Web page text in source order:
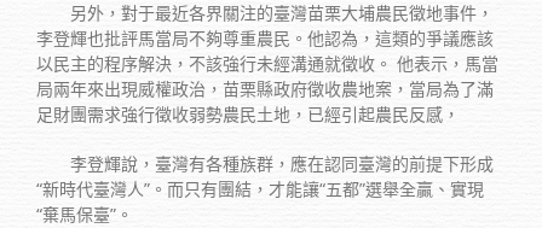
另外，對于最近各界關注的臺灣苗栗大埔農民徵地事件，
李登輝也批評馬當局不夠尊重農民。他認為，這類的爭議應該
以民主的程序解決，不該強行未經溝通就徵收。 他表示，馬當
局兩年來出現威權政治，苗栗縣政府徵收農地案，當局為了滿
足財團需求強行徵收弱勢農民土地，已經引起農民反感，
李登輝說，臺灣有各種族群，應在認同臺灣的前提下形成
“新時代臺灣人”。而只有團結，才能讓“五都”選舉全贏、實現
“棄馬保臺”。